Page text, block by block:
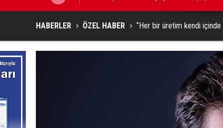
HABERLER ÖZEL HABER “Her bir üretim kendi içinde